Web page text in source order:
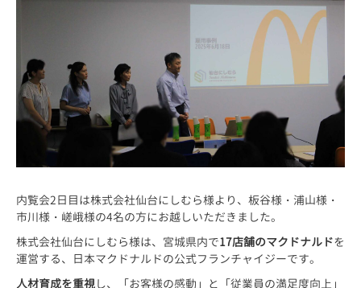
内覧会2日目は株式会社仙台にしむら様より、板谷様・浦山様・
市川様・嵯峨様の4名の方にお越しいただきました。
株式会社仙台にしむら様は、宮城県内で17店舗のマクドナルドを
運営する、日本マクドナルドの公式フランチャイジーです。
人材育成を重視し、「お客様の感動」と「従業員の満足度向上」